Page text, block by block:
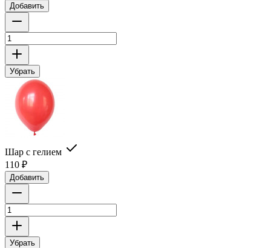
Добавить
Убрать
Шар с гелием
110 ₽
Добавить
Убрать